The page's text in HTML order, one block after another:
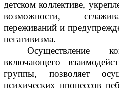
детском коллективе,
возможности,
переживаний и
негативизма.
Осуществление
включающего
группы, позволяет
психических процессов